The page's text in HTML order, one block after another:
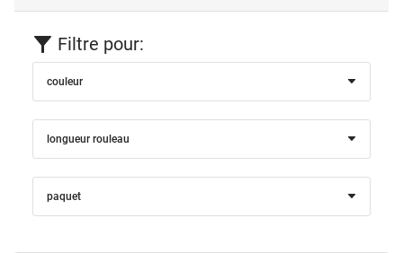
Filtre pour:
couleur
longueur rouleau
paquet